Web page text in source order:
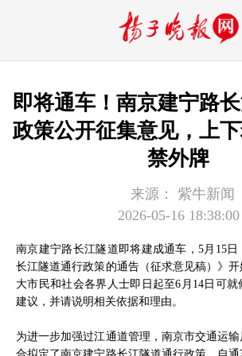
即将通车！南京建宁路
政策公开征集意见，上
禁外牌
来源：
紫牛新闻
2026-05-16 18:38:00
南京建宁路长江隧道即将建成通车，5月15
长江隧道通行政策的通告（征求意见稿）》
大市民和社会各界人士即日起至6月14日可
建议，并请说明相关依据和理由。
为进一步加强过江通道管理，南京市交通运